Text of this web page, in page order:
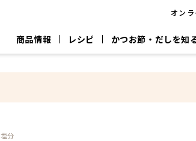
オン
商品情報 レシピ かつお節・だしを知
塩分